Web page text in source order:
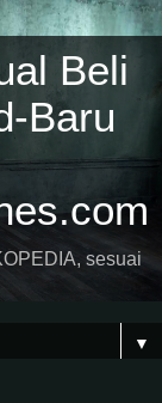
Beli
Baru
sesuai
▼